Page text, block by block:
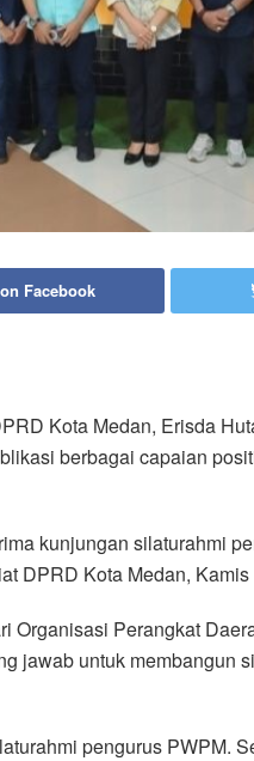
Facebook
Kota Medan, Erisda
berbagai capaian
kunjungan silaturahmi
DPRD Kota Medan, Kamis
Organisasi Perangkat
jawab untuk membangun
pengurus PWPM.